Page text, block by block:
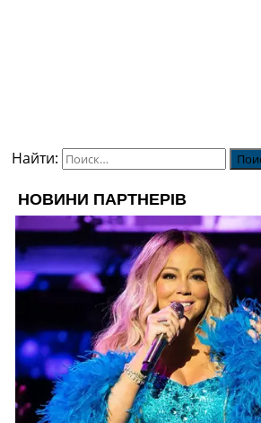
Найти: